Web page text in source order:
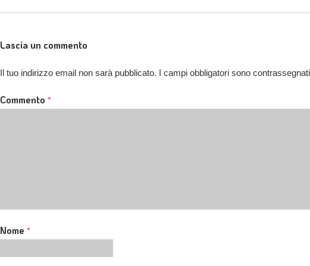
Lascia un commento
Il tuo indirizzo email non sarà pubblicato. I campi obbligatori sono
Commento*
Nome*